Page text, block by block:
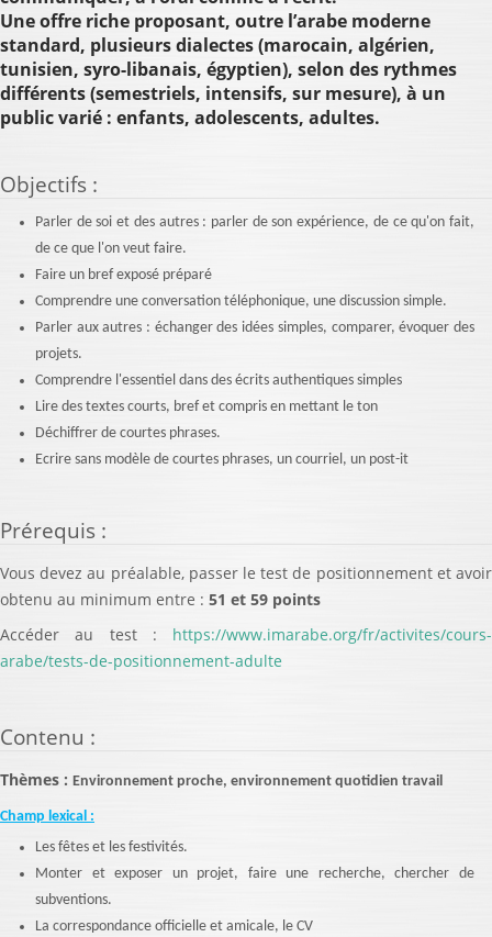
Une offre riche proposant, outre l’arabe moderne
standard, plusieurs dialectes (marocain, algérien,
tunisien, syro-libanais, égyptien), selon des rythmes
différents (semestriels, intensifs, sur mesure), à un
public varié : enfants, adolescents, adultes.
Objectifs :
Parler de soi et des autres : parler de son expérience, de ce qu'on fait,
de ce que l'on veut faire.
Faire un bref exposé préparé
Comprendre une conversation téléphonique, une discussion simple.
Parler aux autres : échanger des idées simples, comparer, évoquer des
projets.
Comprendre l'essentiel dans des écrits authentiques simples
Lire des textes courts, bref et compris en mettant le ton
Déchiffrer de courtes phrases.
Ecrire sans modèle de courtes phrases, un courriel, un post-it
Prérequis :
Vous devez au préalable, passer le test de positionnement et avoir
obtenu au minimum entre : 51 et 59 points
Accéder au test : https://www.imarabe.org/fr/activites/cours-
arabe/tests-de-positionnement-adulte
Contenu :
Thèmes : Environnement proche, environnement quotidien travail
Champ lexical :
Les fêtes et les festivités.
Monter et exposer un projet, faire une recherche, chercher de
subventions.
La correspondance officielle et amicale, le CV